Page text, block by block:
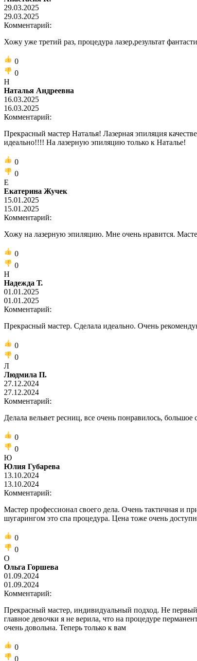
29.03.2025
29.03.2025
Комментарий:
Хожу уже третий раз, процедура лазер,результат
0
0
Н
Наталья Андреевна
16.03.2025
16.03.2025
Комментарий:
Прекрасный мастер Наталья! Лазерная эпиляция
идеально!!!! На лазерную эпиляцию только к Наталье!
0
0
Е
Екатерина Жучек
15.01.2025
15.01.2025
Комментарий:
Хожу на лазерную эпиляцию. Мне очень нравится.
0
0
Н
Надежда Т.
01.01.2025
01.01.2025
Комментарий:
Прекрасный мастер. Сделала идеально. Очень
0
0
Л
Людмила П.
27.12.2024
27.12.2024
Комментарий:
Делала вельвет ресниц, все очень понравилось, большое
0
0
Ю
Юлия Губарева
13.10.2024
13.10.2024
Комментарий:
Мастер профессионал своего дела. Очень тактичная и
шугарингом это спа процедура. Цена тоже очень
0
0
О
Ольга Горшева
01.09.2024
01.09.2024
Комментарий:
Прекрасный мастер, индивидуальный подход. Не первый
главное девочки я не верила, что на процедуре
очень довольна. Теперь только к вам
0
0